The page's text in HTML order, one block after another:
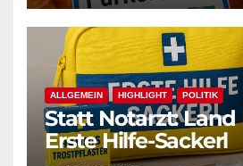
ALLGEMEIN HIGHLIGHT POLITIK
Statt Notarzt: Land
Erste Hilfe-Sackerl